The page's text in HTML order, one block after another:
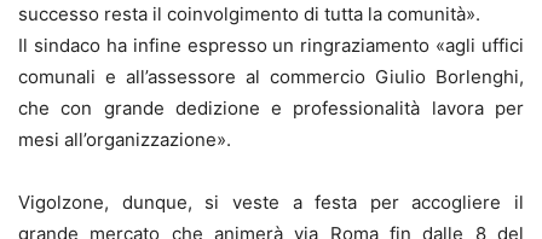
successo resta il coinvolgimento di tutta la comunità».
Il sindaco ha infine espresso un ringraziamento «agli uffici
comunali e all’assessore al commercio Giulio Borlenghi,
che con grande dedizione e professionalità lavora per
mesi all’organizzazione».
Vigolzone, dunque, si veste a festa per accogliere il
grande mercato che animerà via Roma fin dalle 8 del